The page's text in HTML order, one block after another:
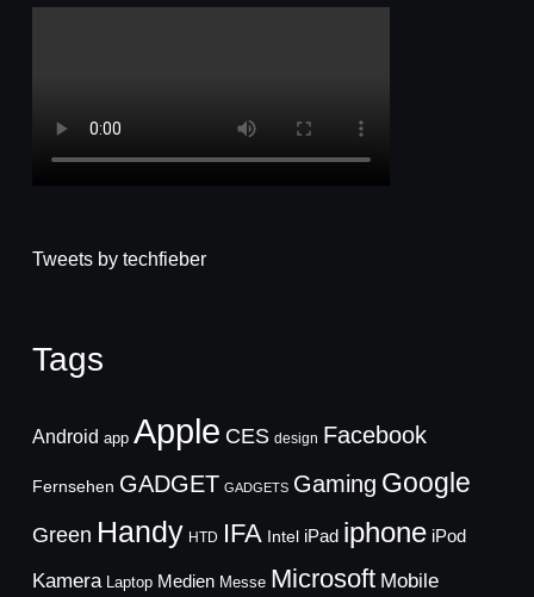
Tweets by techfieber
Tags
Android app Apple CES design Facebook
Fernsehen GADGET GADGETS Gaming Google
Green Handy HTD IFA Intel iPad iphone iPod
Kamera Laptop Medien Messe Microsoft Mobile